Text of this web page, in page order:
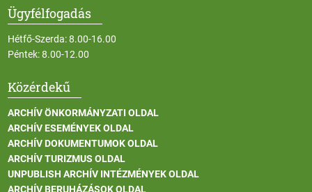
Ügyfélfogadás
Hétfő-Szerda: 8.00-16.00
Péntek: 8.00-12.00
Közérdekű
ARCHÍV ÖNKORMÁNYZATI OLDAL
ARCHÍV ESEMÉNYEK OLDAL
ARCHÍV DOKUMENTUMOK OLDAL
ARCHÍV TURIZMUS OLDAL
UNPUBLISH ARCHÍV INTÉZMÉNYEK OLDAL
ARCHÍV BERUHÁZÁSOK OLDAL